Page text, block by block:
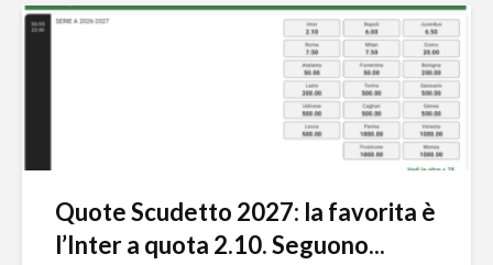
Quote Scudetto 2027: la favorita è
l’Inter a quota 2.10. Seguono...